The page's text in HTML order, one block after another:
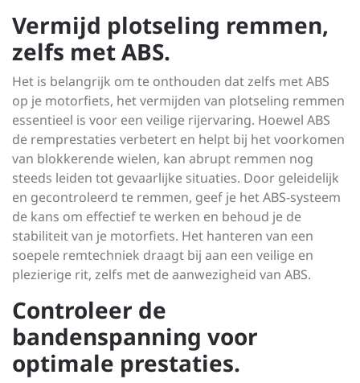
Vermijd plotseling remmen,
zelfs met ABS.
Het is belangrijk om te onthouden dat zelfs met ABS
op je motorfiets, het vermijden van plotseling remmen
essentieel is voor een veilige rijervaring. Hoewel ABS
de remprestaties verbetert en helpt bij het voorkomen
van blokkerende wielen, kan abrupt remmen nog
steeds leiden tot gevaarlijke situaties. Door geleidelijk
en gecontroleerd te remmen, geef je het ABS-systeem
de kans om effectief te werken en behoud je de
stabiliteit van je motorfiets. Het hanteren van een
soepele remtechniek draagt bij aan een veilige en
plezierige rit, zelfs met de aanwezigheid van ABS.
Controleer de
bandenspanning voor
optimale prestaties.